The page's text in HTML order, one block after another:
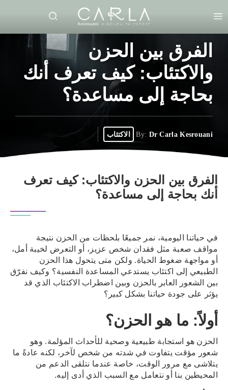
الفرق بين الحزن
والاكتئاب: كيف تعرف أنك
بحاجة إلى مساعدة؟
By: Dr Carla Kesrouani الاكتئاب
الفرق بين الحزن والاكتئاب: كيف تعرف
أنك بحاجة إلى مساعدة؟
في حياتنا اليومية، نمر جميعًا بلحظات من الحزن نتيجة
مواقف صعبة مثل فقدان شخص عزيز، أو التعرض لخيبة أمل،
أو مواجهة ضغوط الحياة. ولكن متى يتحول هذا الحزن
الطبيعي إلى اكتئاب يستدعي المساعدة النفسية؟ وكيف نفرّق
بين الشعور العابر بالحزن وبين اضطراب الاكتئاب الذي قد
يؤثر على جودة حياتنا بشكل كبير؟
أولاً: ما هو الحزن؟
الحزن هو استجابة طبيعية وصحية للأحداث المؤلمة. وهو
شعور مؤقت يتفاوت في شدته من شخص لآخر، لكنه عادةً ما
يتلاشى مع مرور الوقت، خاصة عندما نتلقى الدعم من
المحيطين بنا أو نتعامل مع السبب الذي أدى إليه.